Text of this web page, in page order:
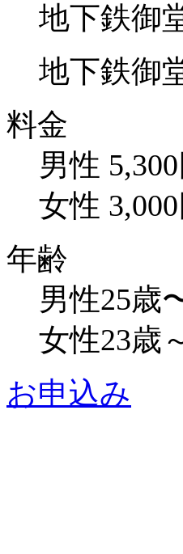
地下鉄御
地下鉄御
料金
男性 5,300
女性 3,000
年齢
男性25歳
女性23歳
お申込み